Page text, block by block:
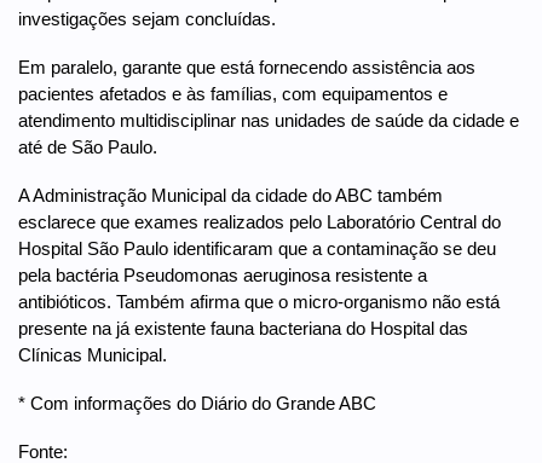
investigações sejam concluídas.
Em paralelo, garante que está fornecendo assistência aos
pacientes afetados e às famílias, com equipamentos e
atendimento multidisciplinar nas unidades de saúde da cidade e
até de São Paulo.
A Administração Municipal da cidade do ABC também
esclarece que exames realizados pelo Laboratório Central do
Hospital São Paulo identificaram que a contaminação se deu
pela bactéria Pseudomonas aeruginosa resistente a
antibióticos. Também afirma que o micro-organismo não está
presente na já existente fauna bacteriana do Hospital das
Clínicas Municipal.
* Com informações do Diário do Grande ABC
Fonte: